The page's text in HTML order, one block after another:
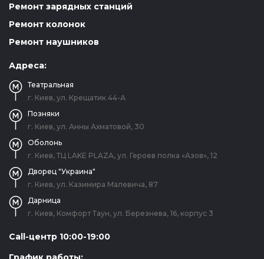
Ремонт зарядных станций
Ремонт колонок
Ремонт наушников
Адреса:
Театральная
г. Киев, ул. Крещатик 44-А
Позняки
г. Киев, ул. Анны Ахматовой, 30
Оболонь
г. Киев, ТЦ LAKE PLAZA, ул. Героев полка «Азов», 12
Дворец "Украина"
г. Киев, ул. Казимира Малевича, 87
Дарница
г. Киев, Комфорт Таун, ул. Березнева, 16, корпус 3
Call-центр 10:00-19:00